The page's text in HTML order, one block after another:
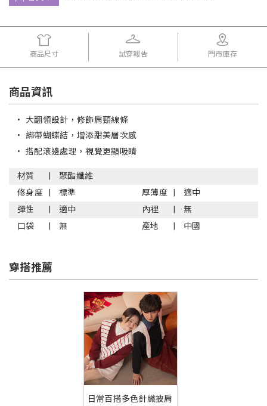
商品尺寸 試穿報告 門市庫存
商品資訊
• 大翻領設計，修飾肩頸線條
• 綁帶蝴蝶結，增添甜美層次感
• 搭配滾邊處理，視覺更顯吸睛
材質
聚酯纖維
修身度
標準 厚薄度
適中
彈性
適中 內裡
無
口袋
無 產地 中國
穿搭推薦
日常百搭多色針織披肩